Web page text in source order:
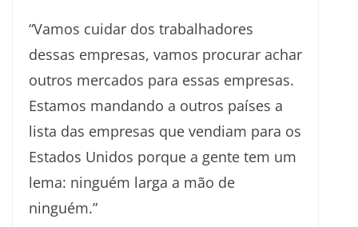
“Vamos cuidar dos trabalhadores
dessas empresas, vamos procurar achar
outros mercados para essas empresas.
Estamos mandando a outros países a
lista das empresas que vendiam para os
Estados Unidos porque a gente tem um
lema: ninguém larga a mão de
ninguém.”